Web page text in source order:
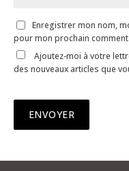
Enregistrer mon nom,
pour mon prochain
Ajoutez-moi à votre
des nouveaux articles que